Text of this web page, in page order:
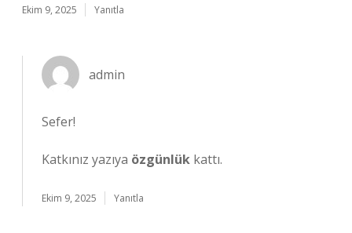
Ekim 9, 2025 Yanıtla
admin
Sefer!
Katkınız yazıya özgünlük kattı.
Ekim 9, 2025 Yanıtla